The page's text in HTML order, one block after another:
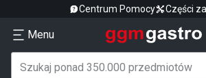
Centrum Pomocy Części
Menu